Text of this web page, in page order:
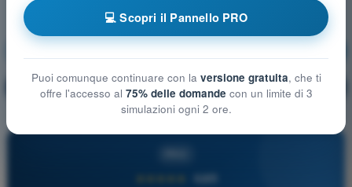
PRO Spiegazione domanda
4,6/5
💻 Scopri il Pannello PRO
Puoi comunque continuare con la versione gratuita, che ti
offre l'accesso al 75% delle domande con un limite di 3
simulazioni ogni 2 ore.